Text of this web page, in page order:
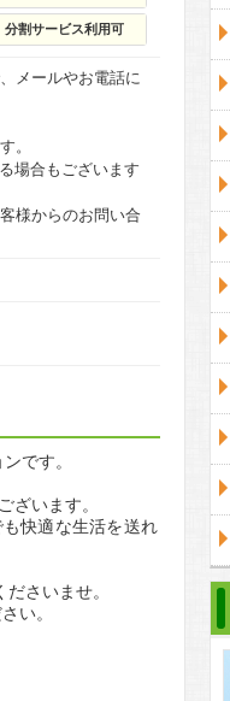
分割サービス利用可
メールやお電話に
。
場合もございます
様からのお問い合
です。
います。
快適な生活を送れ
さいませ。
い。